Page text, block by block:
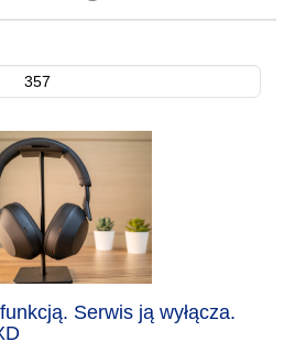
357
Serwis ją wyłącza.